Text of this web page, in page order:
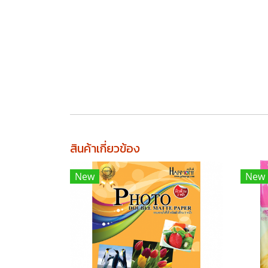
สินค้าเกี่ยวข้อง
New New